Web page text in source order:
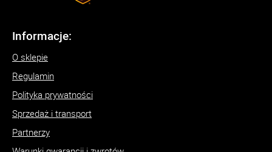
Informacje:
O sklepie
Regulamin
Polityka prywatności
Sprzedaż i transport
Partnerzy